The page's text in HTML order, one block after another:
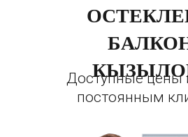
Доступные цены
постоянным